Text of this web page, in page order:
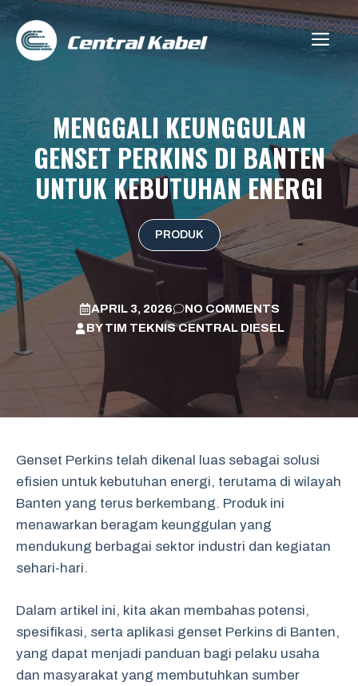
Skip
content
MENGGALI KEUNGGULAN
GENSET PERKINS DI BANTEN
UNTUK KEBUTUHAN ENERGI
PRODUK
APRIL 3, 2026
NO COMMENTS
BYTIM TEKNIS CENTRAL DIESEL
Genset Perkins telah dikenal luas sebagai solusi
efisien untuk kebutuhan energi, terutama di wilayah
Banten yang terus berkembang. Produk ini
menawarkan beragam keunggulan yang
mendukung berbagai sektor industri dan kegiatan
sehari-hari.
Dalam artikel ini, kita akan membahas potensi,
spesifikasi, serta aplikasi genset Perkins di Banten,
yang dapat menjadi panduan bagi pelaku usaha
dan masyarakat yang membutuhkan sumber